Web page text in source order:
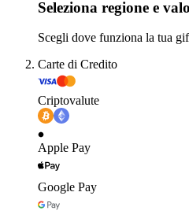
Seleziona regione e
Scegli dove funziona la tua
Carte di Credito
Criptovalute
Apple Pay
Google Pay